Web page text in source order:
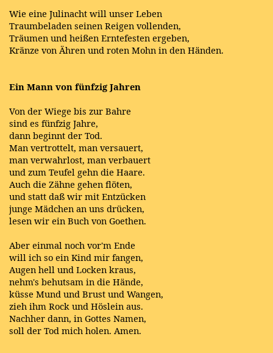
Wie eine Julinacht will unser Leben
Traumbeladen seinen Reigen vollenden,
Träumen und heißen Erntefesten ergeben,
Kränze von Ähren und roten Mohn in den Händen.
Ein Mann von fünfzig Jahren
Von der Wiege bis zur Bahre
sind es fünfzig Jahre,
dann beginnt der Tod.
Man vertrottelt, man versauert,
man verwahrlost, man verbauert
und zum Teufel gehn die Haare.
Auch die Zähne gehen flöten,
und statt daß wir mit Entzücken
junge Mädchen an uns drücken,
lesen wir ein Buch von Goethen.
Aber einmal noch vor'm Ende
will ich so ein Kind mir fangen,
Augen hell und Locken kraus,
nehm's behutsam in die Hände,
küsse Mund und Brust und Wangen,
zieh ihm Rock und Höslein aus.
Nachher dann, in Gottes Namen,
soll der Tod mich holen. Amen.